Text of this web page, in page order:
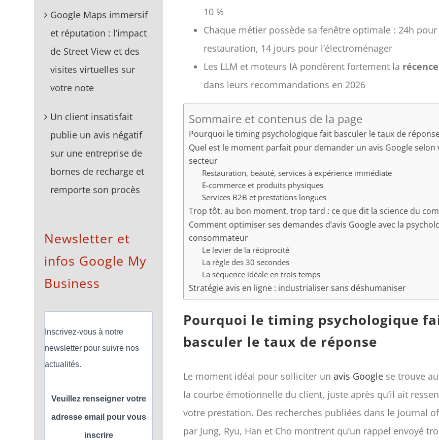
10 %
Chaque métier possède sa fenêtre optimale : 24h pour
restauration, 14 jours pour l’électroménager
Les LLM et moteurs IA pondèrent fortement la récence
dans leurs recommandations en 2026
Sommaire et contenus de la page
Pourquoi le timing psychologique fait basculer le taux de
Quel est le moment parfait pour demander un avis Google selon
secteur
Restauration, beauté, services à expérience immédiate
E-commerce et produits physiques
Services B2B et prestations longues
Trop tôt, au bon moment, trop tard : ce que dit la science du
Comment optimiser ses demandes d’avis Google avec la
consommateur
Le levier de la réciprocité
La règle des 30 secondes
La séquence idéale en trois temps
Stratégie avis en ligne : industrialiser sans déshumaniser
Pourquoi le timing psychologique
basculer le taux de réponse
Le moment idéal pour solliciter unavis Google se trouve
la courbe émotionnelle du client, juste après qu’il ait
votre prestation. Des recherches publiées dans le Journal
par Jung, Ryu, Han et Cho montrent qu’un rappel envoyé
Google Maps immersif
et réputation : l’impact
de Street View et des
visites virtuelles sur
votre note
Un client insatisfait
publie un avis négatif
sur une entreprise de
bornes de recharge et
remporte son procès
Newsletter et
infos Google My
Business
Inscrivez-vous à notre
newsletter pour suivre nos
actualités.
Veuillez renseigner votre
adresse email pour vous
inscrire